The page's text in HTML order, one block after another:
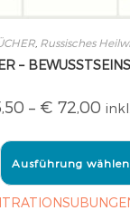
, Russisches
–
– € 72,00
Ausführung wählen